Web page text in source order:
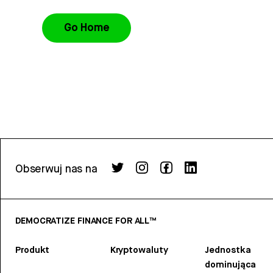
Go Home
Obserwuj nas na
DEMOCRATIZE FINANCE FOR ALL™
Produkt Kryptowaluty
Jednostka
dominująca